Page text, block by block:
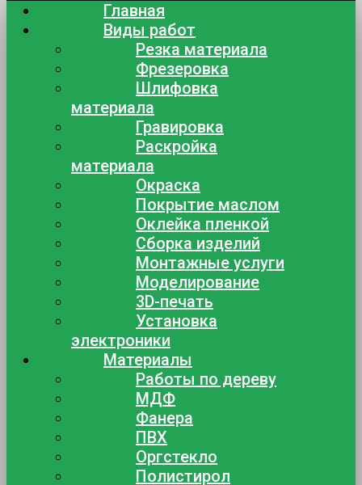
Главная
Виды работ
Резка материала
Фрезеровка
Шлифовка
материала
Гравировка
Раскройка
материала
Окраска
Покрытие маслом
Оклейка пленкой
Сборка изделий
Монтажные услуги
Моделирование
3D-печать
Установка
электроники
Материалы
Работы по дереву
МДФ
Фанера
ПВХ
Оргстекло
Полистирол